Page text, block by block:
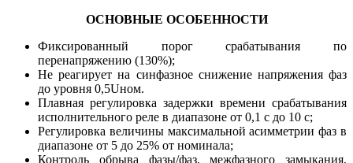
ОСНОВНЫЕ ОСОБЕННОСТИ
Фиксированный порог срабатывания по
перенапряжению (130%);
Не реагирует на синфазное снижение напряжения фаз
до уровня 0,5Uном.
Плавная регулировка задержки времени срабатывания
исполнительного реле в диапазоне от 0,1 с до 10 с;
Регулировка величины максимальной асимметрии фаз в
диапазоне от 5 до 25% от номинала;
Контроль обрыва фазы/фаз, межфазного замыкания,